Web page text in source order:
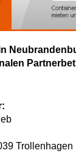
Trollenhagen